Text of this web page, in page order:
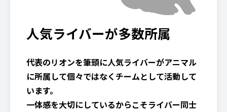
人気ライバーが多数所属
代表のリオンを筆頭に人気ライバーがアニマル
に所属して個々ではなくチームとして活動して
います。
一体感を大切にしているからこそライバー同士